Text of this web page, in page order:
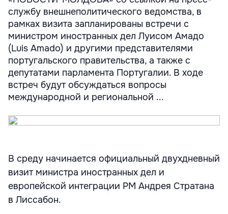
службу внешнеполитического ведомства, в
рамках визита запланированы встречи с
министром иностранных дел Луисом Амадо
(Luis Amado) и другими представителями
португальского правительства, а также с
депутатами парламента Португалии. В ходе
встреч будут обсуждаться вопросы
международной и региональной ...
В среду начинается официальный двухдневный
визит министра иностранных дел и
европейской интеграции РМ Андрея Стратана
в Лиссабон.